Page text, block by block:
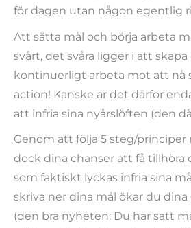
för dagen utan någon egentlig
Att sätta mål och börja arbeta
svårt, det svåra ligger i att
kontinuerligt arbeta mot att nå
action! Kanske är det därför
att infria sina nyårslöften (den
Genom att följa 5 steg/principer
dock dina chanser att få tillhöra
som faktiskt lyckas infria sina
skriva ner dina mål ökar du
(den bra nyheten: Du har satt